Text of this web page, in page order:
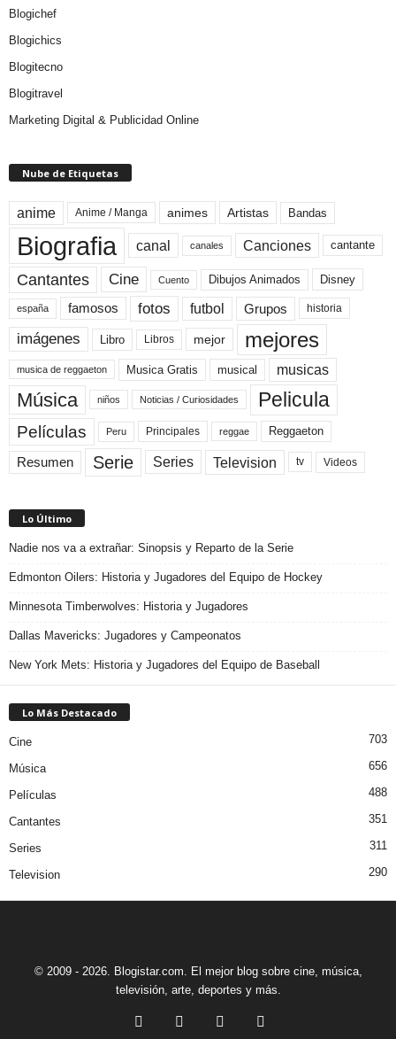
Blogichef
Blogichics
Blogitecno
Blogitravel
Marketing Digital & Publicidad Online
Nube de Etiquetas
anime Anime / Manga animes Artistas Bandas
Biografia canal canales Canciones cantante
Cantantes Cine Cuento Dibujos Animados Disney
españa famosos fotos futbol Grupos historia
imágenes Libro Libros mejor mejores
musica de reggaeton Musica Gratis musical musicas
Música niños Noticias / Curiosidades Pelicula
Películas Peru Principales reggae Reggaeton
Resumen Serie Series Television tv Videos
Lo Último
Nadie nos va a extrañar: Sinopsis y Reparto de la Serie
Edmonton Oilers: Historia y Jugadores del Equipo de Hockey
Minnesota Timberwolves: Historia y Jugadores
Dallas Mavericks: Jugadores y Campeonatos
New York Mets: Historia y Jugadores del Equipo de Baseball
Lo Más Destacado
Cine 703
Música 656
Películas 488
Cantantes 351
Series 311
Television 290
© 2009 - 2026. Blogistar.com. El mejor blog sobre cine, música,
televisión, arte, deportes y más.